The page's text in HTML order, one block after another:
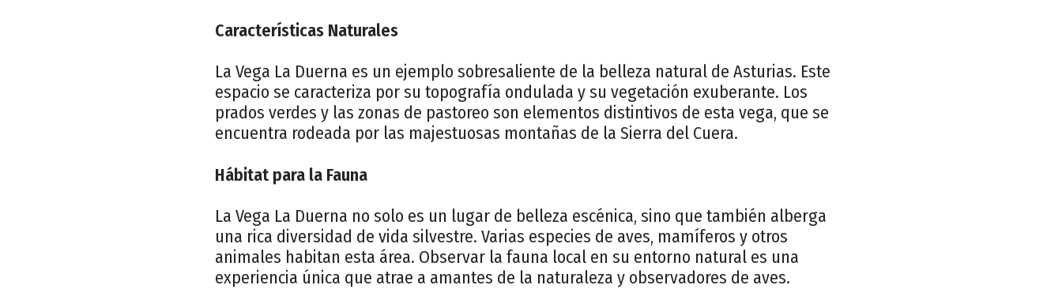
Características Naturales
La Vega La Duerna es un ejemplo sobresaliente de la belleza natural de Asturias. Este
espacio se caracteriza por su topografía ondulada y su vegetación exuberante. Los
prados verdes y las zonas de pastoreo son elementos distintivos de esta vega, que se
encuentra rodeada por las majestuosas montañas de la Sierra del Cuera.
Hábitat para la Fauna
La Vega La Duerna no solo es un lugar de belleza escénica, sino que también alberga
una rica diversidad de vida silvestre. Varias especies de aves, mamíferos y otros
animales habitan esta área. Observar la fauna local en su entorno natural es una
experiencia única que atrae a amantes de la naturaleza y observadores de aves.